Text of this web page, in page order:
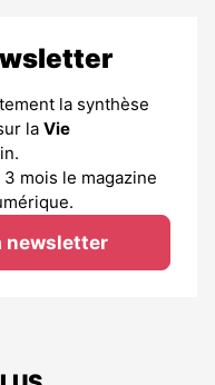
la synthèse
la Vie
mois le magazine
newsletter